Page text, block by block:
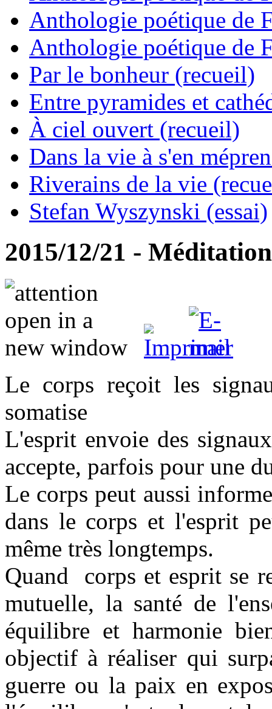
Anthologie poétique de
Anthologie poétique de
Par le bonheur (recueil)
Entre pyramides et
À ciel ouvert (recueil)
Dans la vie à s'en
Riverains de la vie
Stefan Wyszynski (essai)
2015/12/21 -
Le corps reçoit les
somatise
L'esprit envoie des
accepte, parfois pour une
Le corps peut aussi
dans le corps et l'esprit
même très longtemps.
Quand corps et esprit se
mutuelle, la santé de
équilibre et harmonie
objectif à réaliser qui
guerre ou la paix en